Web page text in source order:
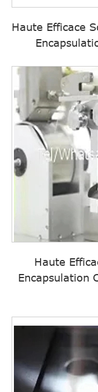
Haute Efficace
Haute
Encapsulation